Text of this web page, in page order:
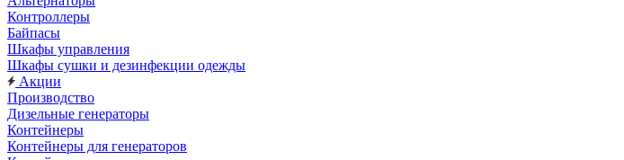
Контроллеры
Байпасы
Шкафы управления
Шкафы сушки и дезинфекции одежды
Акции
Производство
Дизельные генераторы
Контейнеры
Контейнеры для генераторов